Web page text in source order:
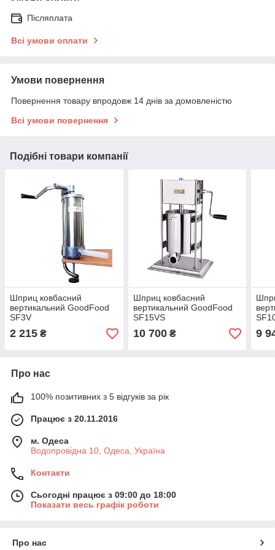
Післяплата
Всі умови оплати
Умови повернення
Повернення товару впродовж 14 днів за домовленістю
Всі умови повернення
Подібні товари компанії
Шприц ковбасний
вертикальний GoodFood
SF3V
2 215 ₴
Шприц ковбасний
вертикальний GoodFood
SF15VS
10 700₴ 9
Про нас
100% позитивних з 5 відгуків за рік
Працює з 20.11.2016
м. Одеса
Водопровідна 10, Одеса, Україна
Контакти
Сьогодні працює з 09:00 до 18:00
Показати весь графік роботи
Про нас